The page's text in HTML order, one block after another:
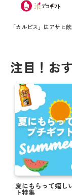
「カルピス」はアサヒ
注目！お
夏にもらって嬉し
ト特集